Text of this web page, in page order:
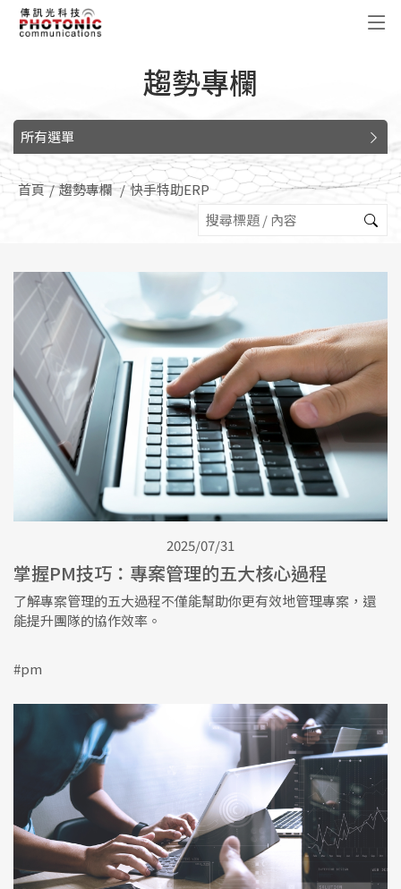
趨勢專欄
所有選單
首頁 趨勢專欄 快手特助ERP
2025/07/31
掌握PM技巧：專案管理的五大核心過程
了解專案管理的五大過程不僅能幫助你更有效地管理專案，還
能提升團隊的協作效率。
#pm